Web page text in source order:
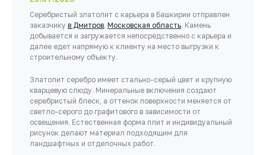
Серебристый златолит с карьера в Башкирии отправлен
заказчику в Дмитров, Московская область. Камень
добывается и загружается непосредственно с карьера и
далее едет напрямую к клиенту на место выгрузки к
строительному объекту.
Златолит серебро имеет стально-серый цвет и крупную
кварцевую слюду. Минеральные включения создают
серебристый блеск, а оттенок поверхности меняется от
светло-серого до графитового в зависимости от
освещения. Естественная форма плит и индивидуальный
рисунок делают материал подходящим для
ландшафтных и отделочных работ.